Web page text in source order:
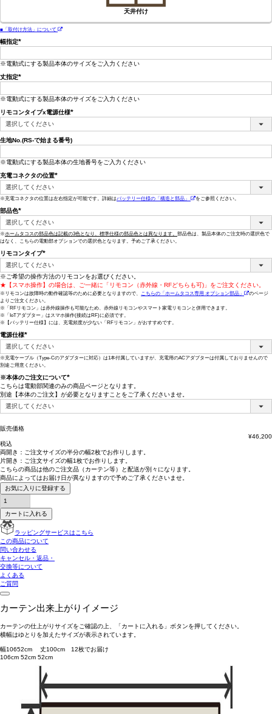
天井付け
■「取付け方法」について
幅指定
須)
※電動式にする製品本体のサイズをご入力ください
丈指定
須)
※電動式にする製品本体のサイズをご入力ください
リモコンタイプx電源仕様
生地No.(RS-で始まる番号)
※電動式にする製品本体の生地番号をご入力ください
充電コネクタの位置
※充電コネクタの位置は左右指定が可能です。詳細は バッテリー仕様の「構造と部品」 をご参照ください。
部品色
(必
須)
※ ホームタコスの部品色は記載の3色となり、標準仕様の部品色とは異なります。 部品色は、製品本体のご注文時の選択色で
はなく、こちらの電動部オプションでの選択色となります。予めご了承ください。
リモコンタイプ
(必
須)
※ご希望の操作方法のリモコンをお選びください。
★【スマホ操作】の場合は、ご一緒に「リモコン（赤外線・RFどちらも可)」をご注文ください。
※リモコンは故障時の動作確認等のために必要となりますので、 こちらの「ホームタコス専用 オプション部品」
のページ
よりご注文ください。
※「RFリモコン」は赤外線操作も可能なため、赤外線リモコンやスマート家電リモコンと併用できます。
※「IoTアダプター」はスマホ操作(接続はRF)に必須です。
※【バッテリー仕様】には、充電頻度が少ない「RFリモコン」がおすすめです。
電源仕様
(必
※充電ケーブル（Type-Cのアダプターに対応）は1本付属していますが、充電用のACアダプターは付属しておりませんので
別途ご用意ください。
※本体のご注文について
(必
須)
こちらは電動部関連のみの商品ページとなります。
別途【本体のご注文】が必要となりますことをご了承くださいませ。
販売価格
¥46,200
税込
両開き： ご注文サイズの半分の幅2枚でお作りします。
片開き： ご注文サイズの幅1枚でお作りします。
こちらの商品は他のご注文品（カーテン等）と配送が別々 になります。
商品によってはお届け日が異なりますので予めご了承くださいませ。
お気に入りに登録する
カートに入れる
ラッピングサービスはこちら
この商品について
問い合わせる
キャンセル・返品・
交換等について
よくある
ご質問
カーテン出来上がりイメージ
カーテンの仕上がりサイズをご確認の上、「カートに入れる」ボタンを押してください。
横幅はゆとりを加えたサイズが表示されています。
幅10652cm 丈100cm 12枚でお届け
106cm 52cm 52cm